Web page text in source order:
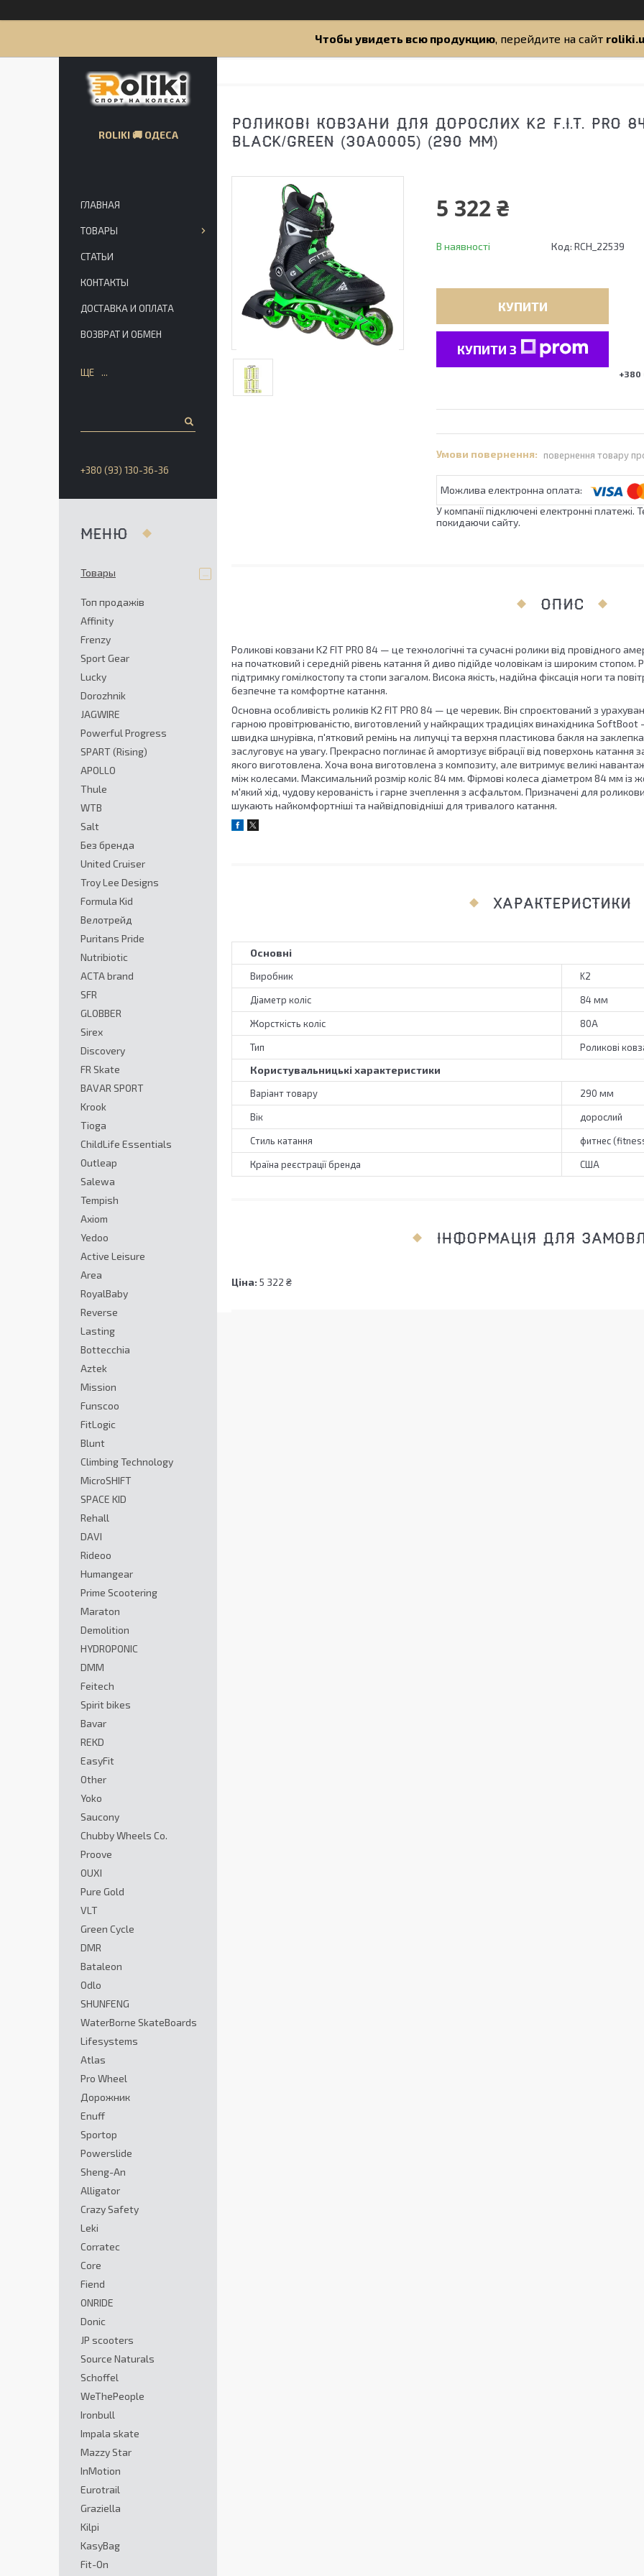
Чтобы увидеть всю продукцию, перейдите на сайт
РОЛИКОВІ КОВЗАНИ ДЛЯ ДОРОСЛИХ K2 F.I.T. PRO
BLACK/GREEN (30A0005) (290 ММ)
5 322 ₴
В наявності Код: RCH_22539
КУПИТИ
КУПИТИ З
+380
повернення товару
У компанії підключені електронні
покидаючи сайту.
ОПИС
Роликові ковзани K2 FIT PRO 84 — це технологічні та сучасні ролики від провідного
на початковий і середній рівень катання й диво підійде чоловікам із широким стопом.
підтримку гомілкостопу та стопи загалом. Висока якість, надійна фіксація ноги та
безпечне та комфортне катання.
Основна особливість роликів K2 FIT PRO 84 — це черевик. Він спроєктований з
гарною провітрюваністю, виготовлений у найкращих традиціях винахідника SoftBoot
швидка шнурівка, п'ятковий ремінь на липучці та верхня пластикова бакля на
заслуговує на увагу. Прекрасно поглинає й амортизує вібрації від поверхонь катання
якого виготовлена. Хоча вона виготовлена з композиту, але витримує великі
між колесами. Максимальний розмір коліс 84 мм. Фірмові колеса діаметром 84 мм із
м'який хід, чудову керованість і гарне зчеплення з асфальтом. Призначені для
шукають найкомфортніші та найвідповідніші для тривалого катання.
ХАРАКТЕРИСТИКИ
Основні
Виробник K2
Діаметр коліс 84 мм
Жорсткість коліс 80А
Тип Роликові
Користувальницькі характеристики
Варіант товару 290 мм
Вік дорослий
Стиль катання фитнес
Країна реєстрації бренда США
ІНФОРМАЦІЯ ДЛЯ
Ціна: 5 322 ₴
ROLIKI 🚚 ОДЕСА
ГЛАВНАЯ
ТОВАРЫ
СТАТЬИ
КОНТАКТЫ
ДОСТАВКА И ОПЛАТА
ВОЗВРАТ И ОБМЕН
ЩЕ
+380 (93) 130-36-36
Товары
Топ продажів
Affinity
Frenzy
Sport Gear
Lucky
Dorozhnik
JAGWIRE
Powerful Progress
SPART (Rising)
APOLLO
Thule
WTB
Salt
Без бренда
United Cruiser
Troy Lee Designs
Formula Kid
Велотрейд
Puritans Pride
Nutribiotic
ACTA brand
SFR
GLOBBER
Sirex
Discovery
FR Skate
BAVAR SPORT
Krook
Tioga
ChildLife Essentials
Outleap
Salewa
Tempish
Axiom
Yedoo
Active Leisure
Area
RoyalBaby
Reverse
Lasting
Bottecchia
Aztek
Mission
Funscoo
FitLogic
Blunt
Climbing Technology
MicroSHIFT
SPACE KID
Rehall
DAVI
Rideoo
Humangear
Prime Scootering
Maraton
Demolition
HYDROPONIC
DMM
Feitech
Spirit bikes
Bavar
REKD
EasyFit
Other
Yoko
Saucony
Chubby Wheels Co.
Proove
OUXI
Pure Gold
VLT
Green Cycle
DMR
Bataleon
Odlo
SHUNFENG
WaterBorne SkateBoards
Lifesystems
Atlas
Pro Wheel
Дорожник
Enuff
Sportop
Powerslide
Sheng-An
Alligator
Crazy Safety
Leki
Corratec
Core
Fiend
ONRIDE
Donic
JP scooters
Source Naturals
Schoffel
WeThePeople
Ironbull
Impala skate
Mazzy Star
InMotion
Eurotrail
Graziella
Kilpi
KasyBag
Fit-On